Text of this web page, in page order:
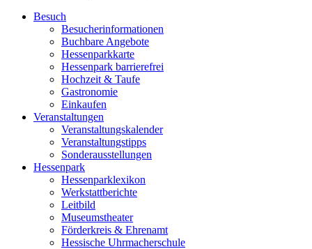
Besuch
Besucherinformationen
Buchbare Angebote
Hessenparkkarte
Hessenpark barrierefrei
Hochzeit & Taufe
Gastronomie
Einkaufen
Veranstaltungen
Veranstaltungskalender
Veranstaltungstipps
Sonderausstellungen
Hessenpark
Hessenparklexikon
Werkstattberichte
Leitbild
Museumstheater
Förderkreis & Ehrenamt
Hessische Uhrmacherschule